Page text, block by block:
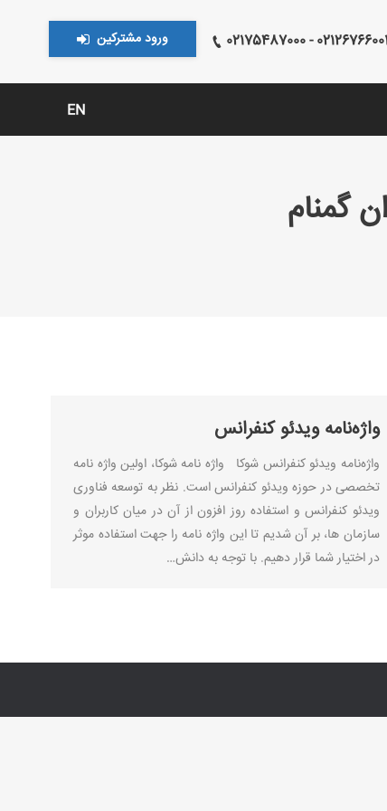
ورود مشترکین
EN
گمنام
واژه‌نامه ویدئو کنفرانس
واژه‌نامه ویدئو کنفرانس شوکا واژه نامه شوکا، اولین واژه نامه
تخصصی در حوزه ویدئو کنفرانس است. نظر به توسعه فناوری
ویدئو کنفرانس و استفاده روز افزون از آن در میان کاربران و
سازمان ها، بر آن شدیم تا این واژه نامه را جهت استفاده موثر
در اختیار شما قرار دهیم. با توجه به دانش…